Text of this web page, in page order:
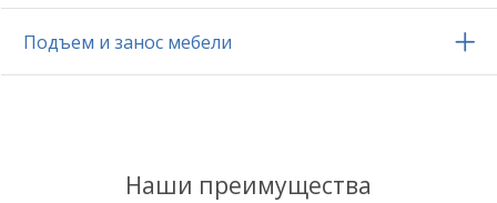
Подъем и занос мебели
Наши преимущества